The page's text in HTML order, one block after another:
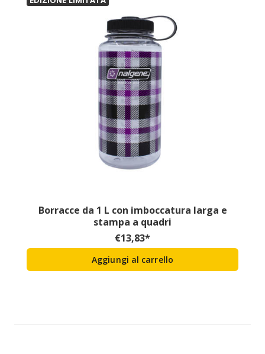
Borracce da 1 L con imboccatura larga e
stampa a quadri
€13,83*
Aggiungi al carrello